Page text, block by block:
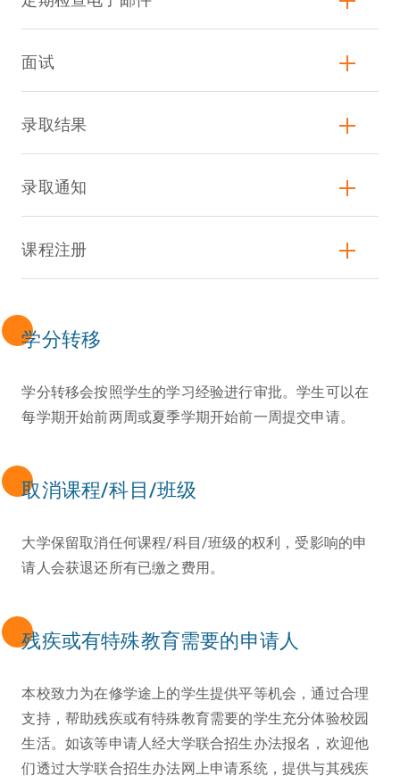
面试
录取结果
录取通知
课程注册
学分转移
学分转移会按照学生的学习经验进行审批。学生可以在
每学期开始前两周或夏季学期开始前一周提交申请。
取消课程/科目/班级
大学保留取消任何课程/科目/班级的权利，受影响的申
请人会获退还所有已缴之费用。
残疾或有特殊教育需要的申请人
本校致力为在修学途上的学生提供平等机会，通过合理
支持，帮助残疾或有特殊教育需要的学生充分体验校园
生活。如该等申请人经大学联合招生办法报名，欢迎他
们透过大学联合招生办法网上申请系统，提供与其残疾